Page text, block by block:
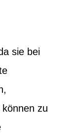
sie bei
können zu